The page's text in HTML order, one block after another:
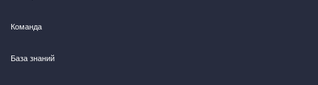
Команда
База знаний